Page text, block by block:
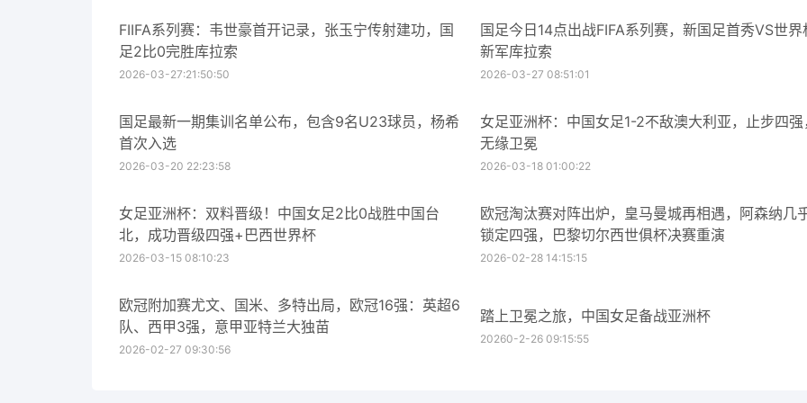
FIIFA系列赛：韦世豪首开记录，张玉宁传射建功，国
足2比0完胜库拉索
2026-03-27:21:50:50
国足今日14点出战FIFA系列赛，新国足首秀VS世界
新军库拉索
2026-03-27 08:51:01
国足最新一期集训名单公布，包含9名U23球员，杨希
首次入选
2026-03-20 22:23:58
女足亚洲杯：中国女足1-2不敌澳大利亚，止步四强
无缘卫冕
2026-03-18 01:00:22
女足亚洲杯：双料晋级！中国女足2比0战胜中国台
北，成功晋级四强+巴西世界杯
2026-03-15 08:10:23
欧冠淘汰赛对阵出炉，皇马曼城再相遇，阿森纳几
锁定四强，巴黎切尔西世俱杯决赛重演
2026-02-28 14:15:15
欧冠附加赛尤文、国米、多特出局，欧冠16强：英超6
队、西甲3强，意甲亚特兰大独苗
2026-02-27 09:30:56
踏上卫冕之旅，中国女足备战亚洲杯
20260-2-26 09:15:55